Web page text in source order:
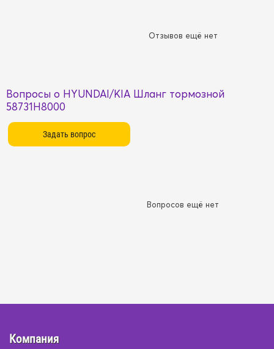
Отзывов ещё нет
Вопросы о HYUNDAI/KIA Шланг тормозной
58731H8000
Вопросов ещё нет
Компания